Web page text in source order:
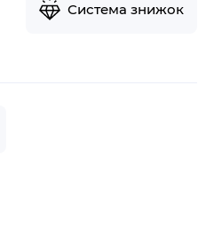
Система знижок